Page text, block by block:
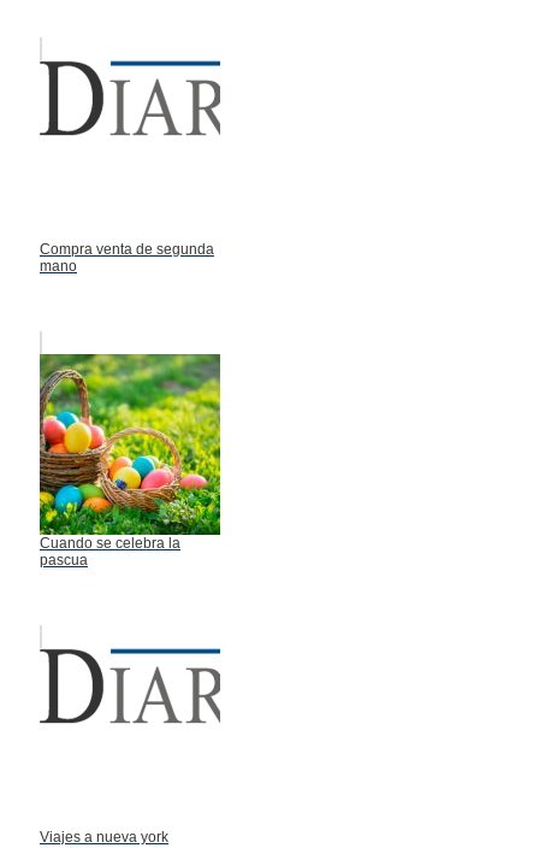
Compra venta de segunda
mano
Cuando se celebra la
pascua
Viajes a nueva york